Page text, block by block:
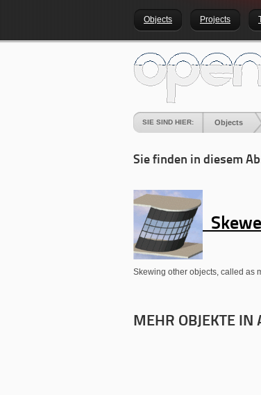
Objects Projects
SIE SIND HIER: Objects
Sie finden in diesem
Skewing other objects, called as
MEHR OBJEKTE IN